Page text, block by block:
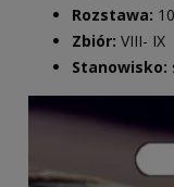
Rozstawa:
Zbiór: VIII- IX
Stanowisko: